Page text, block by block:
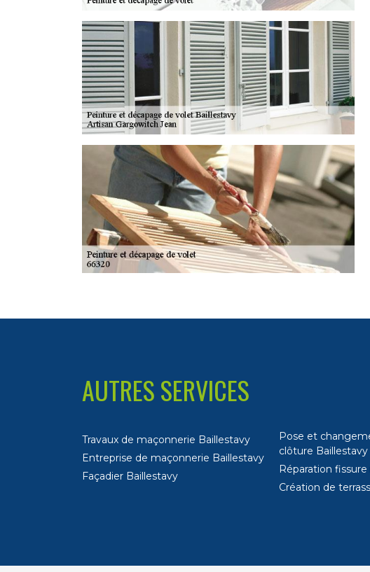
AUTRES SERVICES
Travaux de maçonnerie Baillestavy
Entreprise de maçonnerie Baillestavy
Façadier Baillestavy
Pose et
clôture Baillestavy
Réparation
Création de